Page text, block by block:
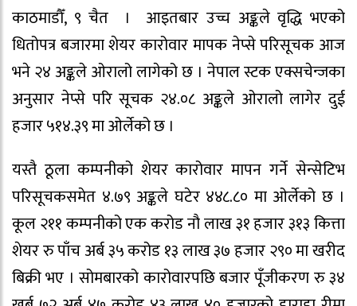
काठमाडौँ, ९ चैत । आइतबार उच्च अङ्कले वृद्धि भएको
धितोपत्र बजारमा शेयर कारोवार मापक नेप्से परिसूचक आज
भने २४ अङ्कले ओरालो लागेको छ । नेपाल स्टक एक्सचेन्जका
अनुसार नेप्से परि सूचक २४.०८ अङ्कले ओरालो लागेर दुई
हजार ५१४.३९ मा ओर्लेको छ ।
यस्तै ठूला कम्पनीको शेयर कारोवार मापन गर्ने सेन्सेटिभ
परिसूचकसमेत ४.७९ अङ्कले घटेर ४४८.८० मा ओर्लेको छ ।
कूल २११ कम्पनीको एक करोड नौ लाख ३१ हजार ३१३ कित्ता
शेयर रु पाँच अर्ब ३५ करोड १३ लाख ३७ हजार २९० मा खरीद
बिक्री भए । सोमबारको कारोवारपछि बजार पूँजीकरण रु ३४